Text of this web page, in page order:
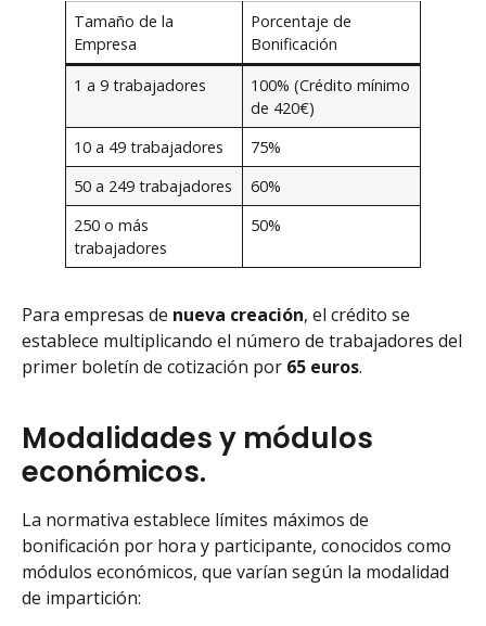
Tamaño de la
Empresa
Porcentaje de
Bonificación
1 a 9 trabajadores
100% (Crédito mínimo
de 420€)
10 a 49 trabajadores
75%
50 a 249 trabajadores
60%
250 o más
trabajadores
50%
Para empresas de nueva creación, el crédito se
establece multiplicando el número de trabajadores del
primer boletín de cotización por 65 euros.
Modalidades y módulos
económicos.
La normativa establece límites máximos de
bonificación por hora y participante, conocidos como
módulos económicos, que varían según la modalidad
de impartición: